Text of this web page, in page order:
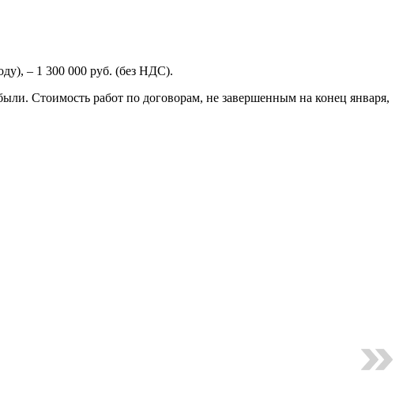
– 1 300 000 руб. (без НДС).
Стоимость работ по договорам, не завершенным на конец января,